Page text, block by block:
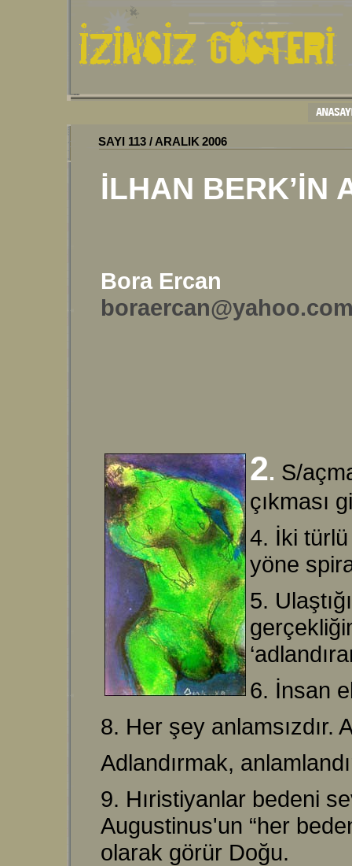
SAYI 113 / ARALIK 2006
İLHAN BERK’İN
Bora Ercan
2. S/
çıkması
4. İki
yöne
5.
6. İnsan
8. Her şey anlamsızdır.
Adlandırmak,
9. Hıristiyanlar bedeni
Augustinus'un “her
olarak görür Doğu.